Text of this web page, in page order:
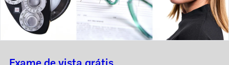
Exame de vista grátis